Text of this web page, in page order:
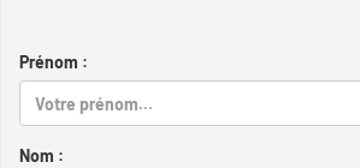
Prénom :
Nom :